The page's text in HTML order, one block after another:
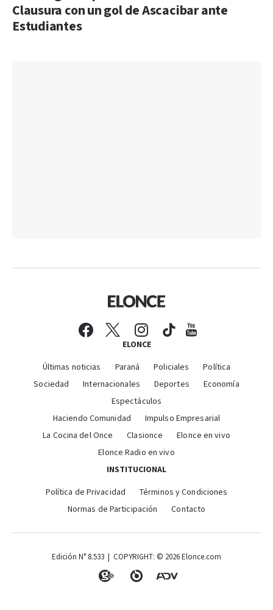
Clausura con un gol de Ascacibar ante
Estudiantes
ELONCE
Últimas noticias Paraná Policiales
Política
Sociedad
Internacionales Deportes
Economía
Espectáculos
Haciendo Comunidad
Impulso Empresarial
La Cocina del Once
Clasionce
Elonce en vivo
Elonce Radio en vivo
INSTITUCIONAL
Política de Privacidad
Términos y Condiciones
Normas de Participación
Contacto
Edición N° 8.533 | COPYRIGHT: © 2026 Elonce.com